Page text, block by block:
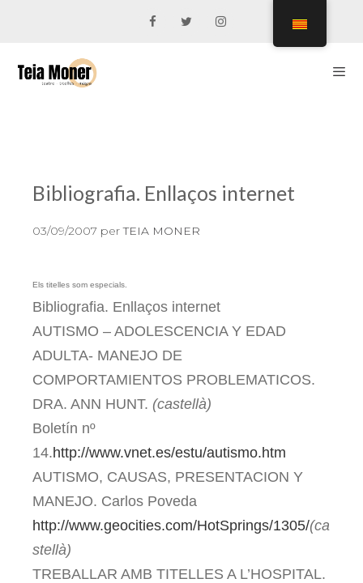
contingut
Bibliografia. Enllaços internet
03/09/2007 perTEIA MONER
Els titelles som especials.
Bibliografia. Enllaços internet
AUTISMO – ADOLESCENCIA Y EDAD
ADULTA- MANEJO DE
COMPORTAMIENTOS PROBLEMATICOS.
DRA. ANN HUNT. (castellà)
Boletín nº
14.http://www.vnet.es/estu/autismo.htm
AUTISMO, CAUSAS, PRESENTACION Y
MANEJO. Carlos Poveda
http://www.geocities.com/HotSprings/1305/(ca
stellà)
TREBALLAR AMB TITELLES A L’HOSPITAL.